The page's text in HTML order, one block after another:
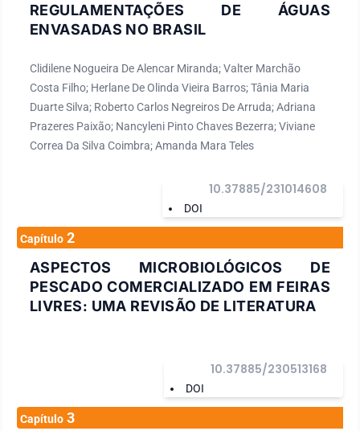
REGULAMENTAÇÕES DE ÁGUAS
ENVASADAS NO BRASIL
Clidilene Nogueira De Alencar Miranda; Valter Marchão
Costa Filho; Herlane De Olinda Vieira Barros; Tânia Maria
Duarte Silva; Roberto Carlos Negreiros De Arruda; Adriana
Prazeres Paixão; Nancyleni Pinto Chaves Bezerra; Viviane
Correa Da Silva Coimbra; Amanda Mara Teles
DOI
10.37885/231014608
Capítulo 2
ASPECTOS MICROBIOLÓGICOS DE
PESCADO COMERCIALIZADO EM FEIRAS
LIVRES: UMA REVISÃO DE LITERATURA
DOI
10.37885/230513168
Capítulo 3